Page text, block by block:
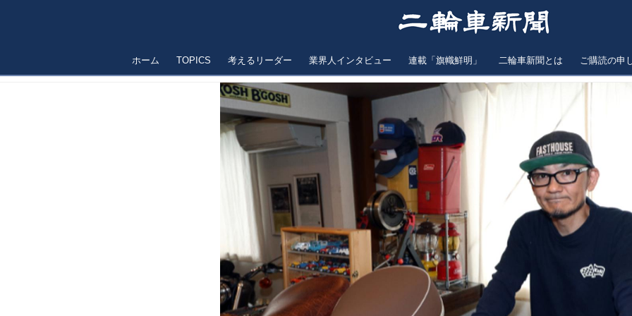
ホーム TOPICS 考えるリーダー 業界人インタビュー 連載「旗幟鮮明」 二輪車新聞とは ご購読の申